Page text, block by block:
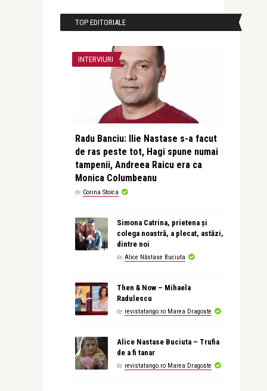
TOP EDITORIALE
INTERVIURI
Radu Banciu: Ilie Nastase s-a facut
de ras peste tot, Hagi spune numai
tampenii, Andreea Raicu era ca
Monica Columbeanu
de Corina Stoica
Simona Catrina, prietena și
colega noastră, a plecat, astăzi,
dintre noi
de Alice Năstase Buciuta
Then & Now – Mihaela
Radulescu
de revistatango.ro Marea Dragoste
Alice Nastase Buciuta – Trufia
de a fi tanar
de revistatango.ro Marea Dragoste